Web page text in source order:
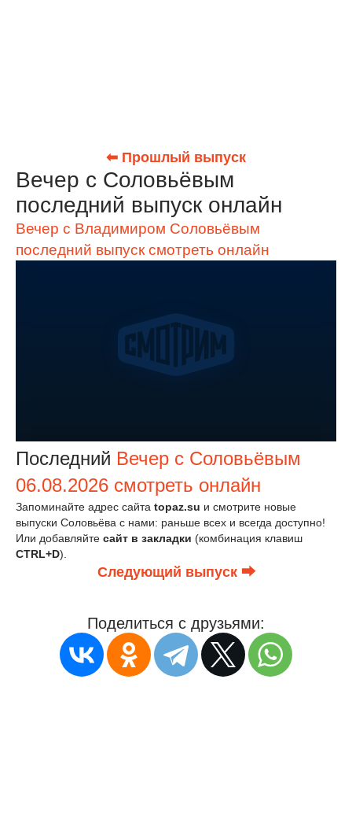
⬅ Прошлый выпуск
Вечер с Соловьёвым
последний выпуск онлайн
Вечер с Владимиром Соловьёвым
последний выпуск смотреть онлайн
Последний Вечер с Соловьёвым
06.08.2026 смотреть онлайн
Запоминайте адрес сайта topaz.su и смотрите новые
выпуски Соловьёва с нами: раньше всех и всегда доступно!
Или добавляйте сайт в закладки (комбинация клавиш
CTRL+D).
Следующий выпуск ⮕
Поделиться с друзьями: